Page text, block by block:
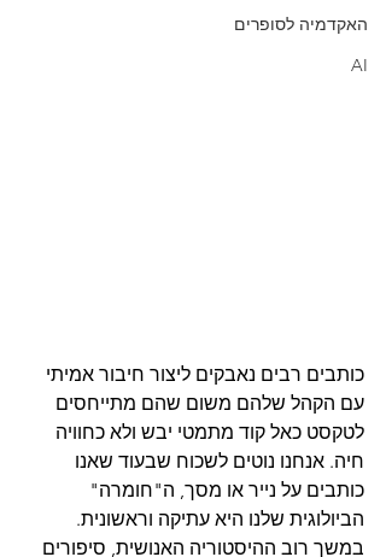
האקדמיה לסופרים
AI
כותבים רבים נאבקים ליצור חיבור אמיתי
עם הקהל שלהם משום שהם מתייחסים
לטקסט כאל קוד מתמטי יבש ולא כחוויה
חיה. אנחנו נוטים לשכוח שבעוד שאנו
כותבים על נייר או מסך, ה"חומרה"
הביולוגית שלנו היא עתיקה וראשונית.
במשך רוב ההיסטוריה האנושית, סיפורים